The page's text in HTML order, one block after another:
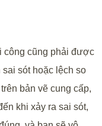
công cũng phải được
sót hoặc lệch so
bản vẽ cung cấp,
khi xảy ra sai sót,